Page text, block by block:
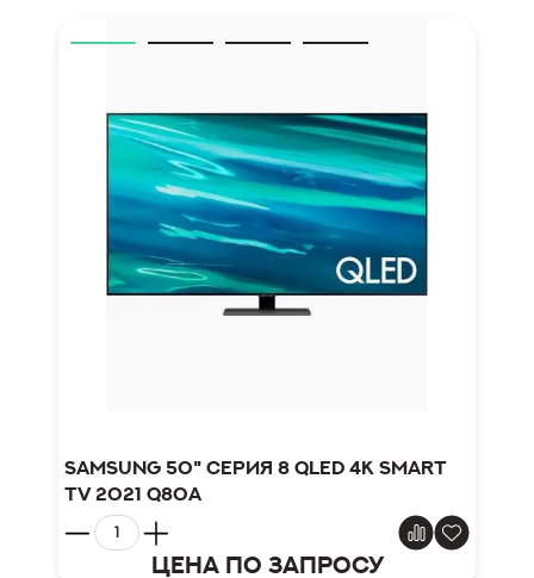
Samsung 50" серия 8 QLED 4K Smart
TV 2021 Q80A
Цена по запросу